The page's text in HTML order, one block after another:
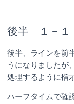
後半 １－１
後半、ラインを前
うになりましたが
処理するように指
ハーフタイムで確